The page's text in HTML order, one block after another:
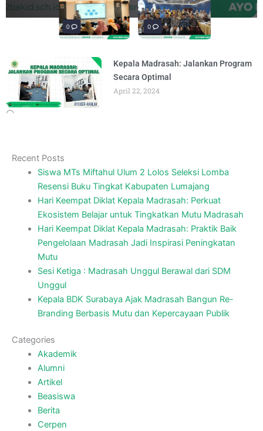
penguatan materi bertajuk "Praktik Baik
BY ADMIN AUGUST 6, 2026
penguatan materi "Re-Branding
BY ADMIN AUGUST 5, 2026
materi Literasi Digital yang
BY ADMIN AUGUST 5, 2026
Madrasah" pada
ADMIN AUGUST 4, 2026
Keagamaan
ADMIN AUGUST 3, 2026
materi “Pengembangan Ekosistem
BY ADMIN AUGUST 6, 2026
penguatan materi bertajuk "Praktik Baik
BY ADMIN AUGUST 6, 2026
0 0
Kepala Madrasah: Jalankan Program
Secara Optimal
April 22, 2024
Recent Posts
Siswa MTs Miftahul Ulum 2 Lolos Seleksi Lomba
Resensi Buku Tingkat Kabupaten Lumajang
Hari Keempat Diklat Kepala Madrasah: Perkuat
Ekosistem Belajar untuk Tingkatkan Mutu Madrasah
Hari Keempat Diklat Kepala Madrasah: Praktik Baik
Pengelolaan Madrasah Jadi Inspirasi Peningkatan
Mutu
Sesi Ketiga : Madrasah Unggul Berawal dari SDM
Unggul
Kepala BDK Surabaya Ajak Madrasah Bangun Re-
Branding Berbasis Mutu dan Kepercayaan Publik
Categories
Akademik
Alumni
Artikel
Beasiswa
Berita
Cerpen